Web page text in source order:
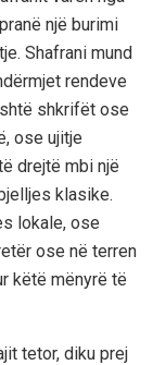
një burimi
Shafrani mund
rendeve
shkrifët ose
ose ujitje
drejtë mbi një
klasike.
lokale, ose
ose në terren
këtë mënyrë të
tetor, diku prej